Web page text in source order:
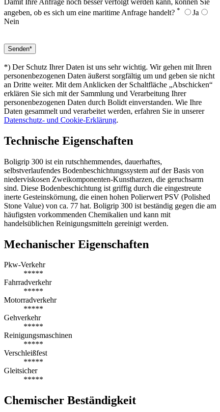
angeben, ob es sich um eine maritime Anfrage handelt? *
Ja
Nein
*) Der Schutz Ihrer Daten ist uns sehr wichtig. Wir gehen mit Ihren
personenbezogenen Daten äußerst sorgfältig um und geben sie nicht
an Dritte weiter. Mit dem Anklicken der Schaltfläche „Abschicken“
erklären Sie sich mit der Sammlung und Verarbeitung Ihrer
personenbezogenen Daten durch Bolidt einverstanden. Wie Ihre
Daten gesammelt und verarbeitet werden, erfahren Sie in unserer
Datenschutz- und Cookie-Erklärung.
Technische Eigenschaften
Boligrip 300 ist ein rutschhemmendes, dauerhaftes,
selbstverlaufendes Bodenbeschichtungssystem auf der Basis von
niederviskosen Zweikomponenten-Kunstharzen, die geruchsarm
sind. Diese Bodenbeschichtung ist griffig durch die eingestreute
inerte Gesteinskörnung, die einen hohen Polierwert PSV (Polished
Stone Value) von ca. 77 hat. Boligrip 300 ist beständig gegen die am
häufigsten vorkommenden Chemikalien und kann mit
handelsüblichen Reinigungsmitteln gereinigt werden.
Mechanischer Eigenschaften
Pkw-Verkehr
*****
Fahrradverkehr
*****
Motorradverkehr
*****
Gehverkehr
*****
Reinigungsmaschinen
*****
Verschleißfest
*****
Gleitsicher
*****
Chemischer Beständigkeit